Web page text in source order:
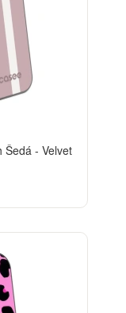
Šedá - Velvet